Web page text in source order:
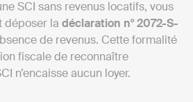
SCI sans revenus locatifs, vous
déposer la déclaration n° 2072-S-
de revenus. Cette formalité
fiscale de reconnaître
n’encaisse aucun loyer.